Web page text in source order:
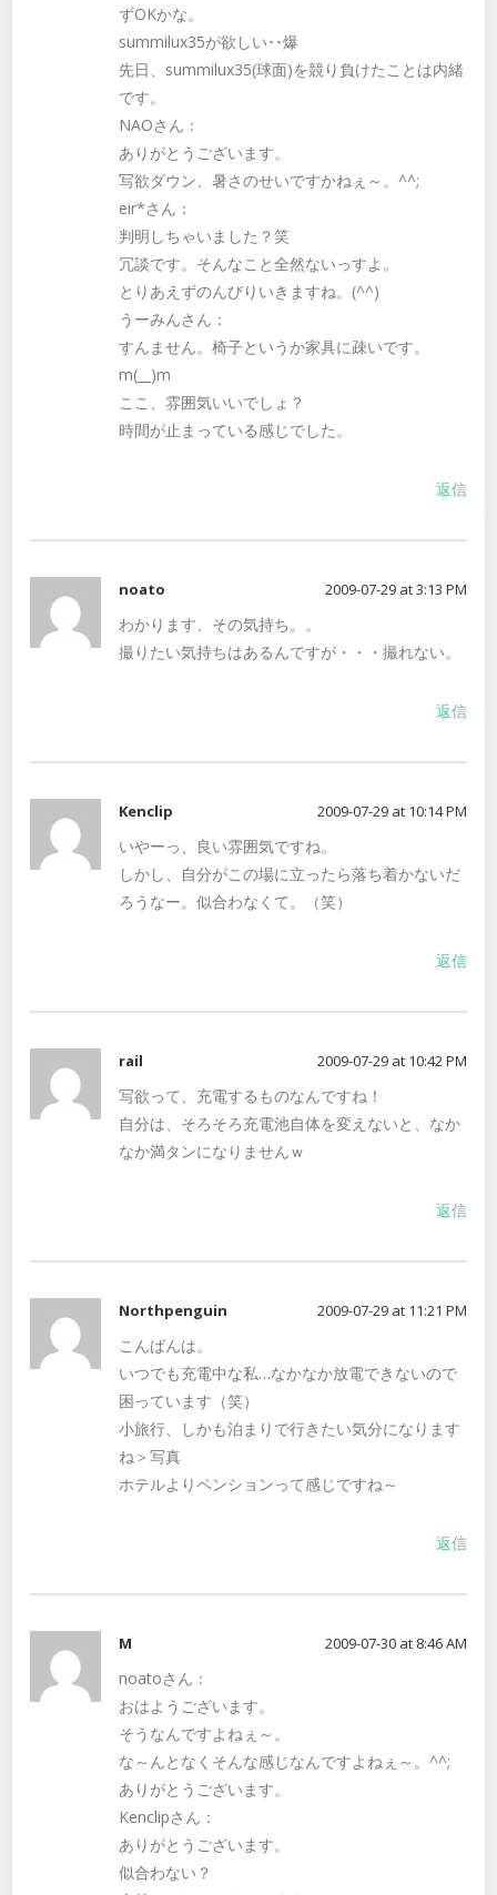
ずOKかな。
summilux35が欲しい･･爆
先日、summilux35(球面)を競り負けたことは内緒
です。
NAOさん：
ありがとうございます。
写欲ダウン、暑さのせいですかねぇ～。^^;
eir*さん：
判明しちゃいました？笑
冗談です。そんなこと全然ないっすよ。
とりあえずのんびりいきますね。(^^)
うーみんさん：
すんません。椅子というか家具に疎いです。
m(__)m
ここ、雰囲気いいでしょ？
時間が止まっている感じでした。
返信
noato 2009-07-29 at 3:13 PM
わかります、その気持ち。。
撮りたい気持ちはあるんですが・・・撮れない。
返信
Kenclip 2009-07-29 at 10:14 PM
いやーっ、良い雰囲気ですね。
しかし、自分がこの場に立ったら落ち着かないだ
ろうなー。似合わなくて。（笑）
返信
rail 2009-07-29 at 10:42 PM
写欲って、充電するものなんですね！
自分は、そろそろ充電池自体を変えないと、なか
なか満タンになりませんｗ
返信
Northpenguin 2009-07-29 at 11:21 PM
こんばんは。
いつでも充電中な私…なかなか放電できないので
困っています（笑）
小旅行、しかも泊まりで行きたい気分になります
ね＞写真
ホテルよりペンションって感じですね～
返信
M 2009-07-30 at 8:46 AM
noatoさん：
おはようございます。
そうなんですよねぇ～。
な～んとなくそんな感じなんですよねぇ～。^^;
ありがとうございます。
Kenclipさん：
ありがとうございます。
似合わない？